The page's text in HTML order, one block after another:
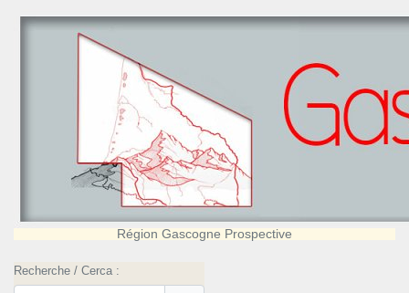
Région Gascogne Prospective
Recherche / Cerca :